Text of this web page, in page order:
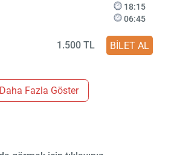
18:15
06:45
1.500 TL BİLET AL
Daha Fazla Göster